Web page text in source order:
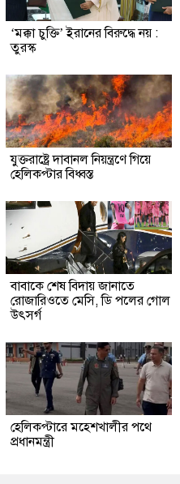
‘মক্কা চুক্তি’ ইরানের বিরুদ্ধে নয় :
তুরস্ক
যুক্তরাষ্ট্রে দাবানল নিয়ন্ত্রণে গিয়ে
হেলিকপ্টার বিধ্বস্ত
বাবাকে শেষ বিদায় জানাতে
রোজারিওতে মেসি, ডি পলের গোল
উৎসর্গ
হেলিকপ্টারে মহেশখালীর পথে
প্রধানমন্ত্রী